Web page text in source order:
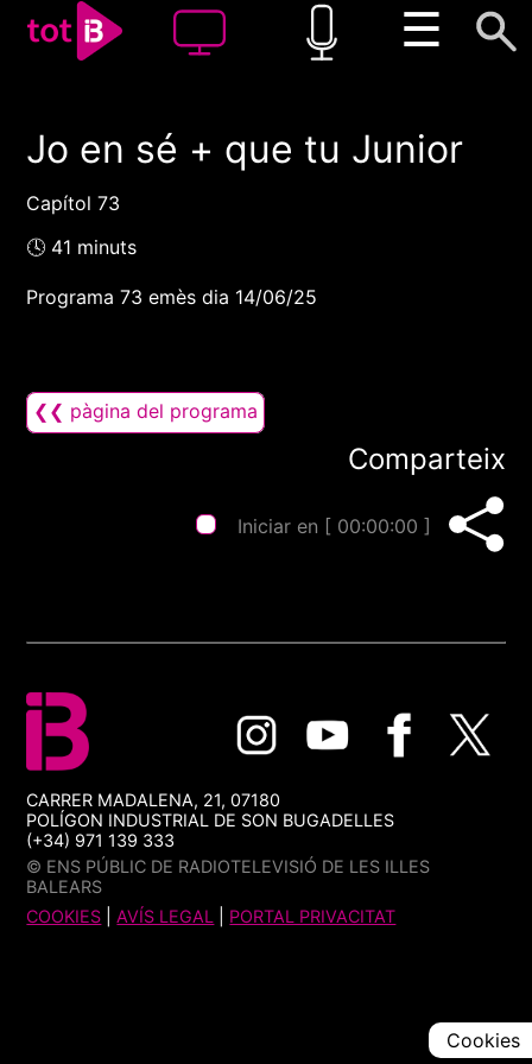
☰
00:00 00:00
Jo en sé + que tu Junior
Capítol 73
🕓 41 minuts
Programa 73 emès dia 14/06/25
❮❮ pàgina del programa
Comparteix
Iniciar en [ 00:00:00 ]
CARRER MADALENA, 21, 07180
POLÍGON INDUSTRIAL DE SON BUGADELLES
(+34) 971 139 333
© ENS PÚBLIC DE RADIOTELEVISIÓ DE LES ILLES
BALEARS
COOKIES |AVÍS LEGAL PORTAL PRIVACITAT
Cookies